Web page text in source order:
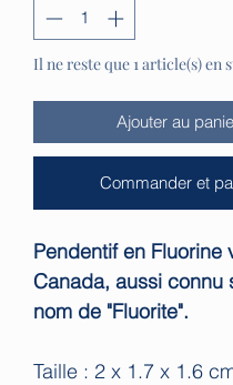
Il ne reste que 1 article(s) en
Ajouter au
Commander et
Pendentif en Fluorine
Canada, aussi connu
nom de "Fluorite".
Taille : 2 x 1.7 x 1.6